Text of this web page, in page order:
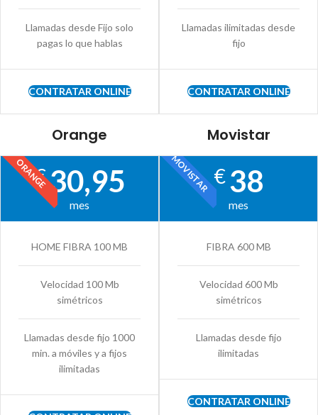
Llamadas desde Fijo solo
pagas lo que hablas
CONTRATAR ONLINE
Llamadas ilimitadas desde
fijo
CONTRATAR ONLINE
Orange
ORANGE
€30,95
mes
HOME FIBRA 100 MB
Velocidad 100 Mb
simétricos
Llamadas desde fijo 1000
min. a móviles y a fijos
ilimitadas
Movistar
MOVISTAR€38
mes
FIBRA 600 MB
Velocidad 600 Mb
simétricos
Llamadas desde fijo
ilimitadas
CONTRATAR ONLINE